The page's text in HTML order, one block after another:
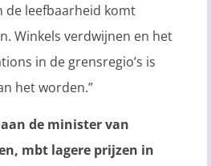
leefbaarheid komt
Winkels verdwijnen en het
in de grensregio’s is
het worden.”
de minister van
mbt lagere prijzen in